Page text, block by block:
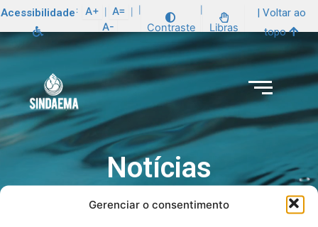
Gerenciar o consentimento
Acessibilidade : A+ A=
A- Contraste Libras
| Voltar ao
topo
Notícias